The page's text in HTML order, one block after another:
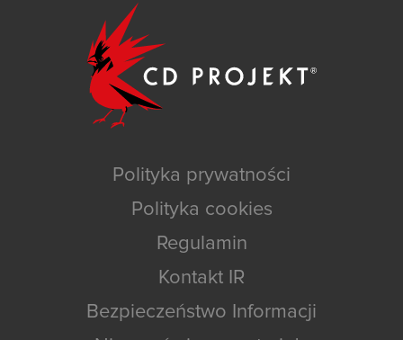
Polityka prywatności
Polityka cookies
Regulamin
Kontakt IR
Bezpieczeństwo Informacji